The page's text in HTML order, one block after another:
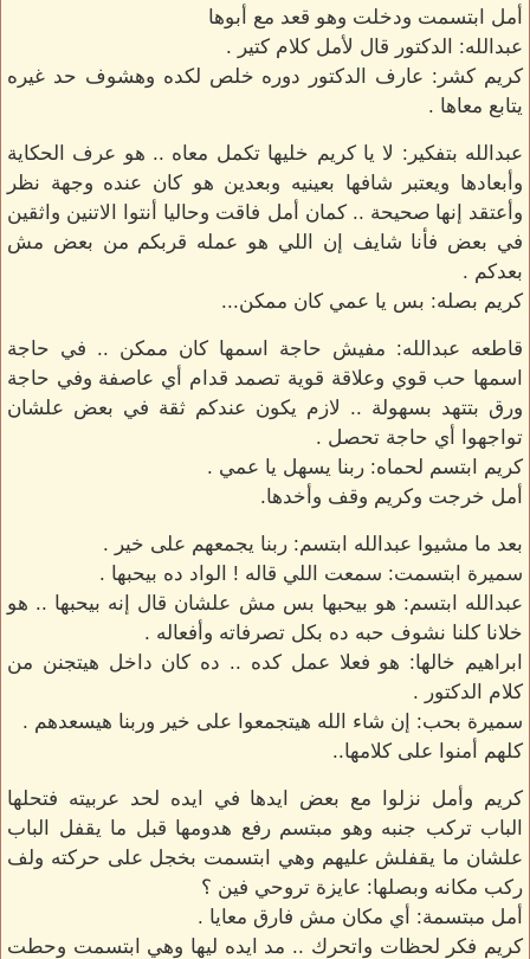
أمل ابتسمت ودخلت وهو قعد مع أبوها
عبدالله: الدكتور قال لأمل كلام كتير .
كريم كشر: عارف الدكتور دوره خلص لكده وهشوف حد غيره
يتابع معاها .
عبدالله بتفكير: لا يا كريم خليها تكمل معاه .. هو عرف الحكاية
وأبعادها ويعتبر شافها بعينيه وبعدين هو كان عنده وجهة نظر
وأعتقد إنها صحيحة .. كمان أمل فاقت وحاليا أنتوا الاتنين واثقين
في بعض فأنا شايف إن اللي هو عمله قربكم من بعض مش
بعدكم .
كريم بصله: بس يا عمي كان ممكن...
قاطعه عبدالله: مفيش حاجة اسمها كان ممكن .. في حاجة
اسمها حب قوي وعلاقة قوية تصمد قدام أي عاصفة وفي حاجة
ورق بتتهد بسهولة .. لازم يكون عندكم ثقة في بعض علشان
تواجهوا أي حاجة تحصل .
كريم ابتسم لحماه: ربنا يسهل يا عمي .
أمل خرجت وكريم وقف وأخدها.
بعد ما مشيوا عبدالله ابتسم: ربنا يجمعهم على خير .
سميرة ابتسمت: سمعت اللي قاله ! الواد ده بيحبها .
عبدالله ابتسم: هو بيحبها بس مش علشان قال إنه بيحبها .. هو
خلانا كلنا نشوف حبه ده بكل تصرفاته وأفعاله .
ابراهيم خالها: هو فعلا عمل كده .. ده كان داخل هيتجنن من
كلام الدكتور .
سميرة بحب: إن شاء الله هيتجمعوا على خير وربنا هيسعدهم .
كلهم أمنوا على كلامها..
كريم وأمل نزلوا مع بعض ايدها في ايده لحد عربيته فتحلها
الباب تركب جنبه وهو مبتسم رفع هدومها قبل ما يقفل الباب
علشان ما يقفلش عليهم وهي ابتسمت بخجل على حركته ولف
ركب مكانه وبصلها: عايزة تروحي فين ؟
أمل مبتسمة: أي مكان مش فارق معايا .
كريم فكر لحظات واتحرك .. مد ايده ليها وهي ابتسمت وحطت